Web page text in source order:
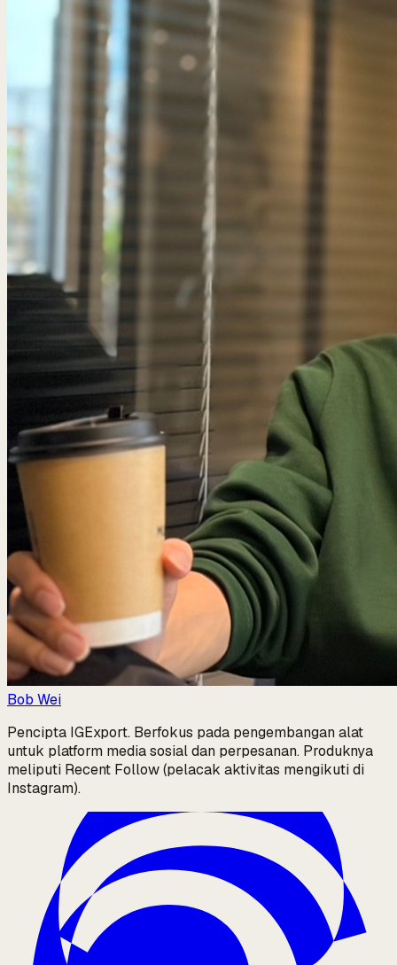
Bob Wei
Pencipta IGExport. Berfokus pada pengembangan alat
untuk platform media sosial dan perpesanan. Produknya
meliputi Recent Follow (pelacak aktivitas mengikuti di
Instagram).